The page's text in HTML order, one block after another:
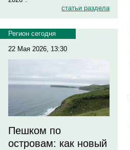
статьи раздела
Регион сегодня
22 Мая 2026, 13:30
Пешком по
островам: как новый